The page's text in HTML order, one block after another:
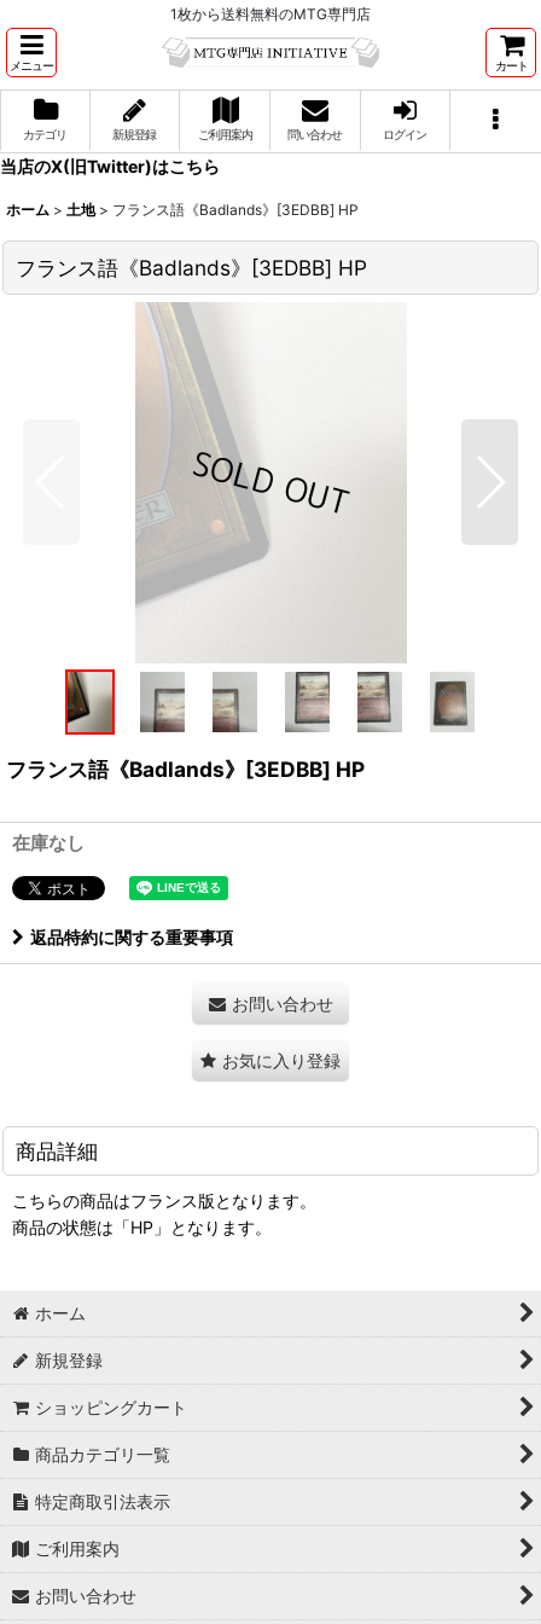
1枚から送料無料のMTG専門店
メニュー カート
カテゴリ 新規登録 ご利用案内 問い合わせ ログイン
当店のX(旧Twitter)はこちら
ホーム > 土地 > フランス語《Badlands》[3EDBB] HP
フランス語《Badlands》[3EDBB] HP
フランス語《Badlands》[3EDBB] HP
在庫なし
返品特約に関する重要事項
お問い合わせ
お気に入り登録
商品詳細
こちらの商品はフランス版となります。
商品の状態は「HP」となります。
ホーム
新規登録
ショッピングカート
商品カテゴリ一覧
特定商取引法表示
ご利用案内
お問い合わせ